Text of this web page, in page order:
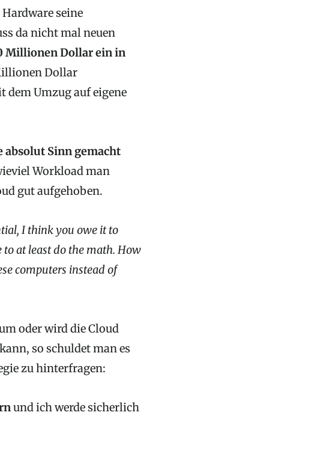
seine
da nicht mal neuen
Millionen Dollar ein in
Dollar
Umzug auf eigene
absolut Sinn gemacht
Workload man
gut aufgehoben.
I think you owe it to
to at least do the math. How
computers instead of
oder wird die Cloud
so schuldet man es
zu hinterfragen:
und ich werde sicherlich